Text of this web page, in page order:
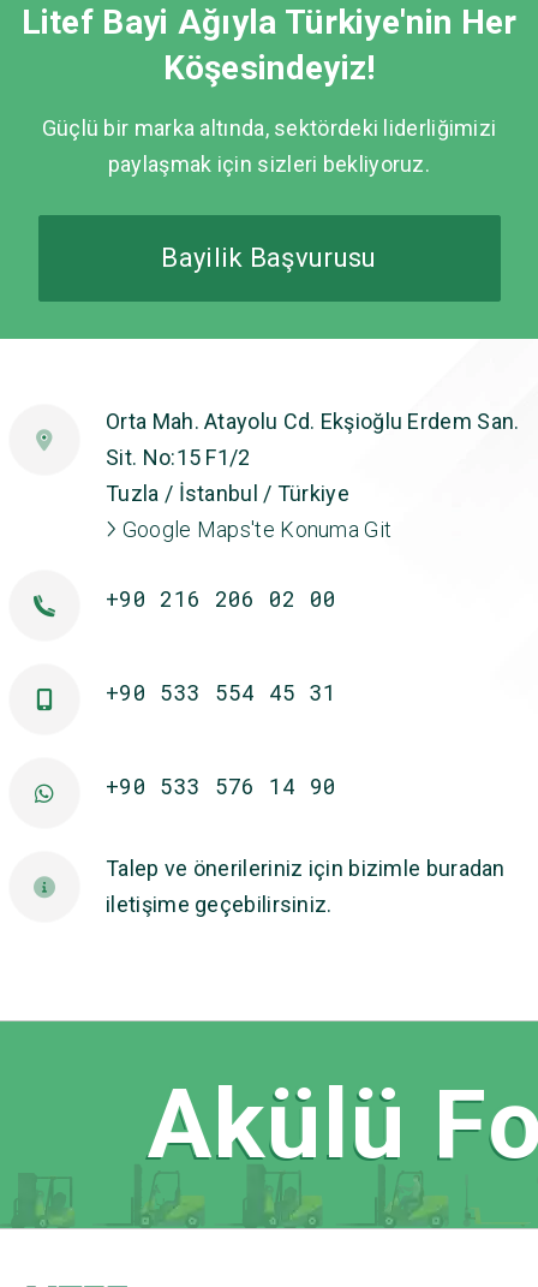
Litef Bayi Ağıyla Türkiye'nin Her
Köşesindeyiz!
Güçlü bir marka altında, sektördeki liderliğimizi
paylaşmak için sizleri bekliyoruz.
Bayilik Başvurusu
Orta Mah. Atayolu Cd. Ekşioğlu Erdem San.
Sit. No:15 F1/2
Tuzla / İstanbul / Türkiye
Google Maps'te Konuma Git
+90 216 206 02 00
+90 533 554 45 31
+90 533 576 14 90
Talep ve önerileriniz için bizimle buradan
iletişime geçebilirsiniz.
Akülü